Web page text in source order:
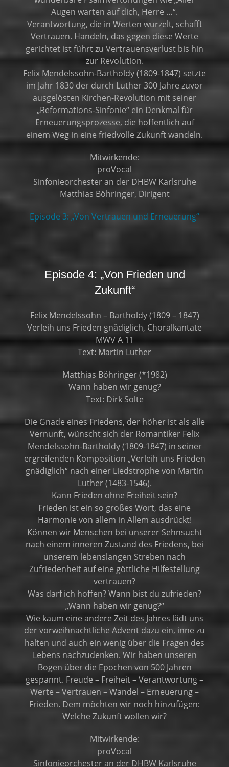
Augen warten auf dich, Herre …“.
Verantwortung, die in Werten wurzelt, schafft
Vertrauen. Handeln, das gegen diese Werte
gerichtet ist führt zu Vertrauensverlust bis hin
zur Revolution.
Felix Mendelssohn-Bartholdy (1809-1847) setzte
im Jahr 1830 der durch Luther 300 Jahre zuvor
ausgelösten Kirchen-Revolution mit seiner
„Reformations-Sinfonie“ ein Denkmal für
Erneuerungsprozesse, die hoffentlich auf
einem Weg in eine friedvolle Zukunft wandeln.
Mitwirkende:
proVocal
Sinfonieorchester an der DHBW Karlsruhe
Matthias Böhringer, Dirigent
Episode 3: „Von Vertrauen und Erneuerung“
Episode 4: „Von Frieden und
Zukunft“
Felix Mendelssohn – Bartholdy (1809 – 1847)
Verleih uns Frieden gnädiglich, Choralkantate
MWV A 11
Text: Martin Luther
Matthias Böhringer (*1982)
Wann haben wir genug?
Text: Dirk Solte
Die Gnade eines Friedens, der höher ist als alle
Vernunft, wünscht sich der Romantiker Felix
Mendelssohn-Bartholdy (1809-1847) in seiner
ergreifenden Komposition „Verleih uns Frieden
gnädiglich“ nach einer Liedstrophe von Martin
Luther (1483-1546).
Kann Frieden ohne Freiheit sein?
Frieden ist ein so großes Wort, das eine
Harmonie von allem in Allem ausdrückt!
Können wir Menschen bei unserer Sehnsucht
nach einem inneren Zustand des Friedens, bei
unserem lebenslangen Streben nach
Zufriedenheit auf eine göttliche Hilfestellung
vertrauen?
Was darf ich hoffen? Wann bist du zufrieden?
„Wann haben wir genug?“
Wie kaum eine andere Zeit des Jahres lädt uns
der vorweihnachtliche Advent dazu ein, inne zu
halten und auch ein wenig über die Fragen des
Lebens nachzudenken. Wir haben unseren
Bogen über die Epochen von 500 Jahren
gespannt. Freude – Freiheit – Verantwortung –
Werte – Vertrauen – Wandel – Erneuerung –
Frieden. Dem möchten wir noch hinzufügen:
Welche Zukunft wollen wir?
Mitwirkende:
proVocal
Sinfonieorchester an der DHBW Karlsruhe